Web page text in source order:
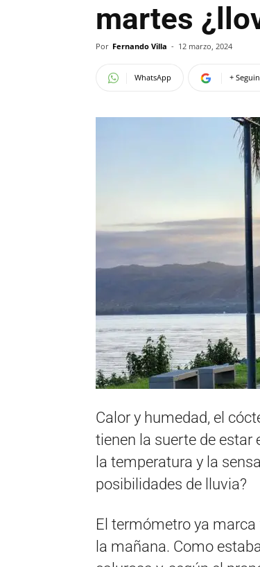
martes
Por Fernando Villa - 12 marzo, 2024
WhatsApp +
Calor y humedad, el
tienen la suerte de estar
la temperatura y la
posibilidades de lluvia?
El termómetro ya
la mañana. Como